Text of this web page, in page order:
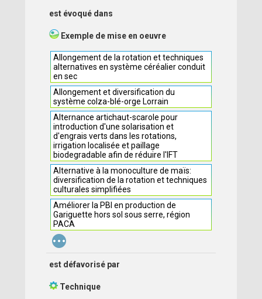
est évoqué dans
Exemple de mise en oeuvre
Allongement de la rotation et techniques
alternatives en système céréalier conduit
en sec
Allongement et diversification du
système colza-blé-orge Lorrain
Alternance artichaut-scarole pour
introduction d'une solarisation et
d'engrais verts dans les rotations,
irrigation localisée et paillage
biodegradable afin de réduire l'IFT
Alternative à la monoculture de maïs:
diversification de la rotation et techniques
culturales simplifiées
Améliorer la PBI en production de
Gariguette hors sol sous serre, région
PACA
...
est défavorisé par
Technique